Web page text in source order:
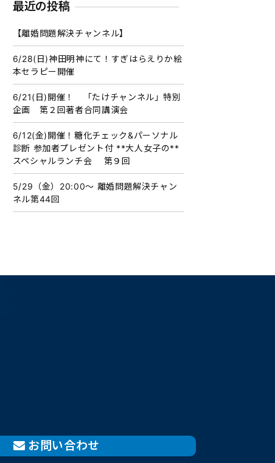
最近の投稿
【離婚問題解決チャンネル】
6/28(日)神田明神にて！すぎはらえりか絵
本セラピー開催
6/21(日)開催！ 「たけチャンネル」特別
企画 第２回著者合同講演会
6/12(金)開催！糖化チェック&パーソナル
診断 参加者プレゼント付 **大人女子の**
スペシャルランチ会 第９回
5/29（金）20:00〜 離婚問題解決チャン
ネル第44回
お問い合わせ